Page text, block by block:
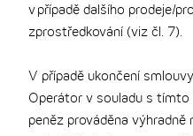
v případě dalšího prodeje/
zprostředkování (viz čl. 7).
V případě ukončení
Operátor v souladu s tímto
peněz prováděna výhradně